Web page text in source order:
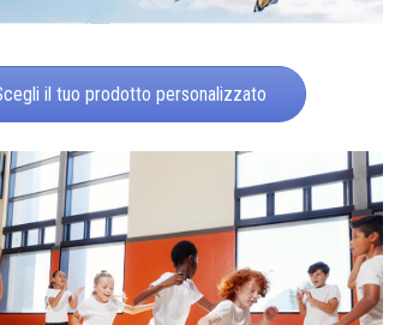
il tuo prodotto personalizzato